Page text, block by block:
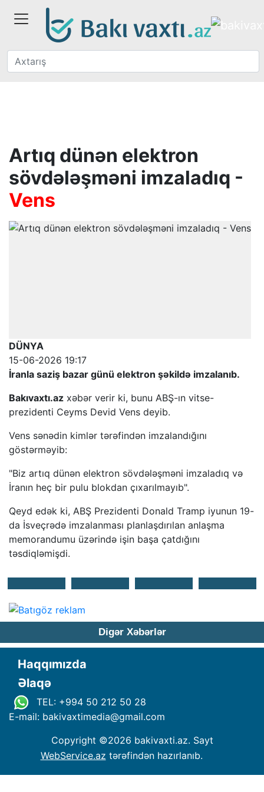
Artıq dünən elektron
sövdələşməni imzaladıq -
Vens
DÜNYA
15-06-2026 19:17
İranla saziş bazar günü elektron şəkildə imzalanıb.
Bakıvaxtı.az xəbər verir ki, bunu ABŞ-ın vitse-
prezidenti Ceyms Devid Vens deyib.
Vens sənədin kimlər tərəfindən imzalandığını
göstərməyib:
"Biz artıq dünən elektron sövdələşməni imzaladıq və
İranın heç bir pulu blokdan çıxarılmayıb".
Qeyd edək ki, ABŞ Prezidenti Donald Tramp iyunun 19-
da İsveçrədə imzalanması planlaşdırılan anlaşma
memorandumu üzərində işin başa çatdığını
təsdiqləmişdi.
Digər Xəbərlər
Haqqımızda
Əlaqə
TEL: +994 50 212 50 28
E-mail: bakivaxtimedia@gmail.com
Copyright ©2026 bakivaxti.az. Sayt
WebService.az tərəfindən hazırlanıb.